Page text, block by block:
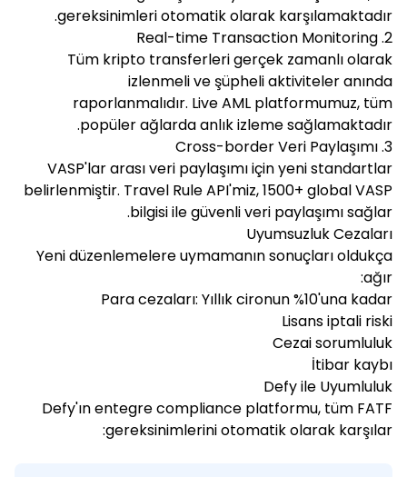
gereksinimleri otomatik olarak karşılamaktadır.
2. Real-time Transaction Monitoring
Tüm kripto transferleri gerçek zamanlı olarak
izlenmeli ve şüpheli aktiviteler anında
raporlanmalıdır. Live AML platformumuz, tüm
popüler ağlarda anlık izleme sağlamaktadır.
3. Cross-border Veri Paylaşımı
VASP'lar arası veri paylaşımı için yeni standartlar
belirlenmiştir. Travel Rule API'miz, 1500+ global VASP
bilgisi ile güvenli veri paylaşımı sağlar.
Uyumsuzluk Cezaları
Yeni düzenlemelere uymamanın sonuçları oldukça
ağır:
Para cezaları: Yıllık cironun %10'una kadar
Lisans iptali riski
Cezai sorumluluk
İtibar kaybı
Defy ile Uyumluluk
Defy'ın entegre compliance platformu, tüm FATF
gereksinimlerini otomatik olarak karşılar: